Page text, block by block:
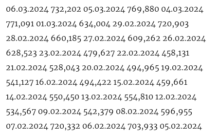
06.03.2024 732,202 05.03.2024 769,880 04.03.2024
771,091 01.03.2024 634,004 29.02.2024 720,903
28.02.2024 660,185 27.02.2024 609,262 26.02.2024
628,523 23.02.2024 479,627 22.02.2024 458,131
21.02.2024 528,043 20.02.2024 494,965 19.02.2024
541,127 16.02.2024 494,422 15.02.2024 459,661
14.02.2024 550,450 13.02.2024 554,810 12.02.2024
534,567 09.02.2024 542,379 08.02.2024 596,955
07.02.2024 720,332 06.02.2024 703,933 05.02.2024